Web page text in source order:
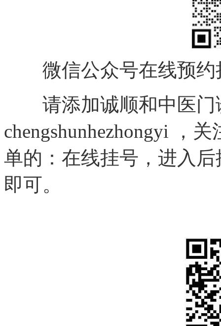
微信公众号在线预约
请添加诚顺和中医门
chengshunhezhongyi ，
单的：在线挂号，进入
即可。